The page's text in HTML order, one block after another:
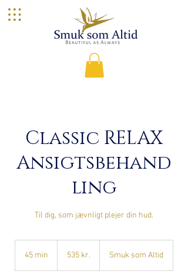
Classic RELAX
Ansigtsbehand
ling
Til dig, som jævnligt plejer din hud.
45 min
kroner535 kr. Smuk som Altid